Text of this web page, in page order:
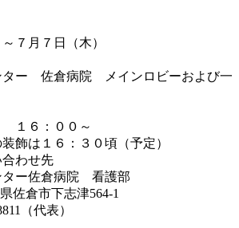
７月７日（木）
ー 佐倉病院 メインロビーおよび一
１６：００～
飾は１６：３０頃（予定）
わせ先
ー佐倉病院 看護部
佐倉市下志津564-1
（代表）